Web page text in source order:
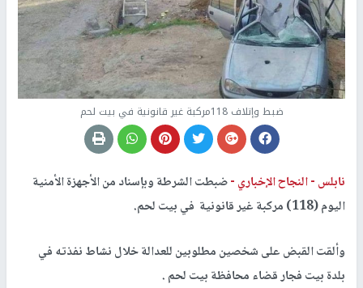
ضبط وإتلاف 118مركبة غير قانونية في بيت لحم
نابلس -النجاح الإخباري -ضبطت الشرطة وبإسناد من الأجهزة الأمنية
اليوم (118) مركبة غير قانونية في بيت لحم.
وألقت القبض على شخصين مطلوبين للعدالة خلال نشاط نفذته في
بلدة بيت فجار قضاء محافظة بيت لحم .